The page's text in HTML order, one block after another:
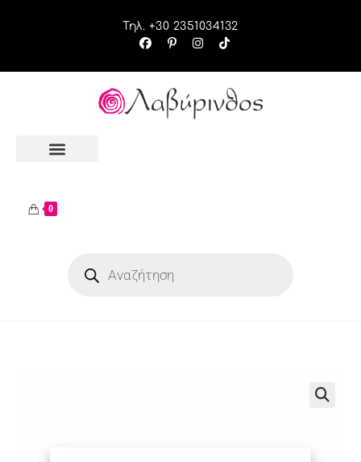
Τηλ. +30 2351034132
0